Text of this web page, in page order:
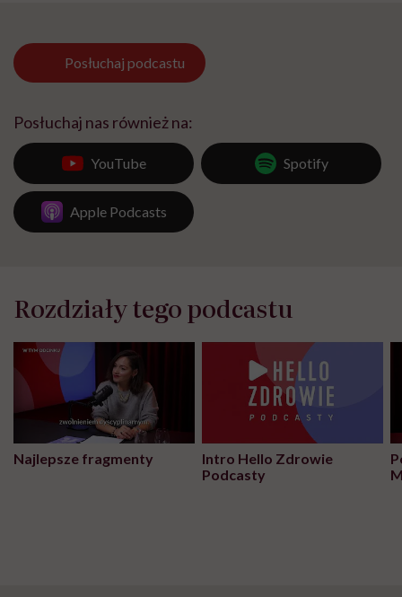
Posłuchaj podcastu
Posłuchaj nas również na:
YouTube Spotify
Apple Podcasts
Rozdziały tego podcastu
Najlepsze fragmenty
Intro Hello Zdrowie
Podcasty